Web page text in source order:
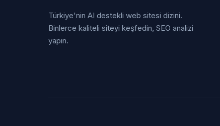
Türkiye'nin AI destekli web sitesi dizini.
Binlerce kaliteli siteyi keşfedin, SEO analizi
yapın.